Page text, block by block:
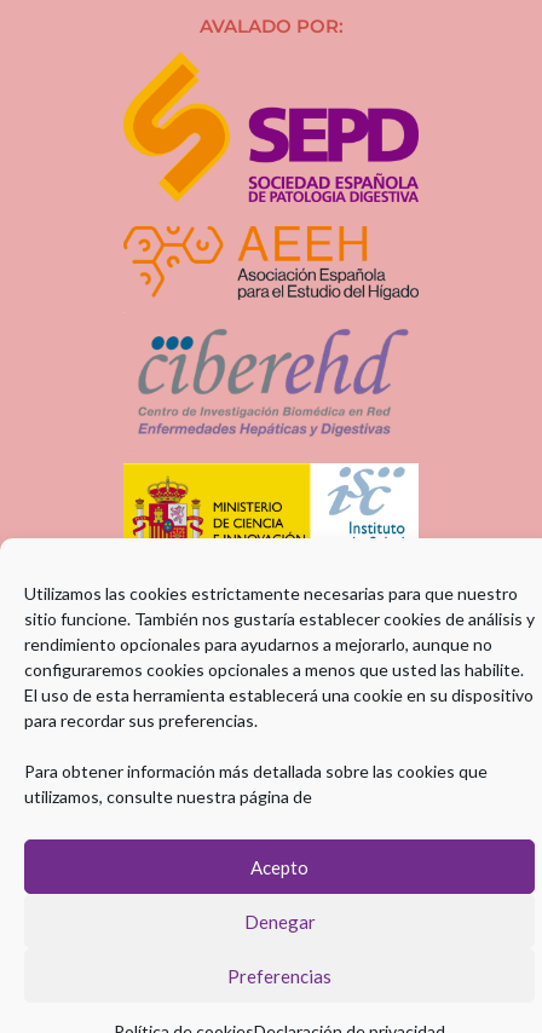
Utilizamos las cookies estrictamente necesarias para que nuestro
sitio funcione. También nos gustaría establecer cookies de análisis y
rendimiento opcionales para ayudarnos a mejorarlo, aunque no
configuraremos cookies opcionales a menos que usted las habilite.
El uso de esta herramienta establecerá una cookie en su dispositivo
para recordar sus preferencias.
Para obtener información más detallada sobre las cookies que
utilizamos, consulte nuestra página de
Acepto
Denegar
Preferencias
AVALADO POR:
ENTIDAD COLABORADORA:
Política de Privacidad